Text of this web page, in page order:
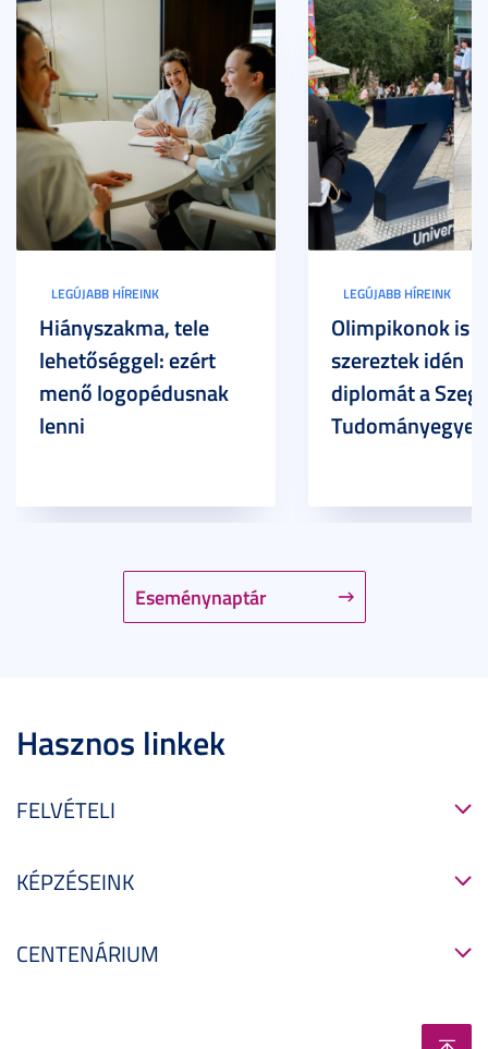
Eseménynaptár
LEGÚJABB HÍREINK
Hiányszakma, tele
lehetőséggel: ezért
menő logopédusnak
lenni
LEGÚJABB HÍREINK
Olimpikonok is
szereztek idén
diplomát a
Hasznos linkek
FELVÉTELI
KÉPZÉSEINK
CENTENÁRIUM